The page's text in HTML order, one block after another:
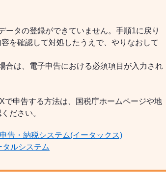
ータの登録ができていません。手順1に戻り
を確認して対処したうえで、やりなおして
合は、電子申告における必須項目が入力され
で申告する方法は、国税庁ホームページや地
ださい。
告・納税システム(イータックス)
ルシステム